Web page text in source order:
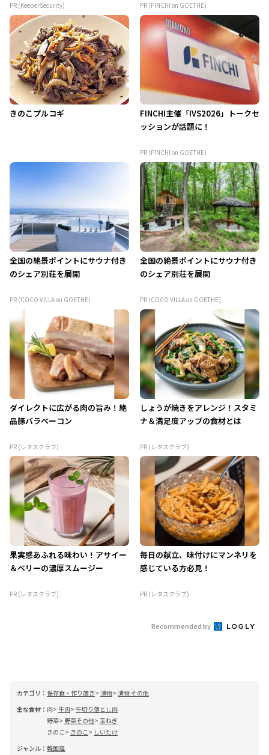
PR (KeeperSecurity) PR (FINCHI on GOETHE)
きのこプルコギ
FINCHI主催「IVS2026」トークセ
ッションが話題に！
PR (FINCHI on GOETHE)
全国の絶景ポイントにサウナ付き
のシェア別荘を展開
PR (COCO VILLA on GOETHE)
全国の絶景ポイントにサウナ付き
のシェア別荘を展開
PR (COCO VILLA on GOETHE)
ダイレクトに広がる肉の旨み！絶
品豚バラベーコン
PR (レタスクラブ)
しょうが焼きをアレンジ！スタミ
ナ＆満足度アップの食材とは
PR (レタスクラブ)
果実感あふれる味わい！アサイー
＆ベリーの濃厚スムージー
PR (レタスクラブ)
毎日の献立、味付けにマンネリを
感じている方必見！
PR (レタスクラブ)
Recommended by
カテゴリ： 保存食・作り置き 漬物 漬物 その他
主な食材： 肉 牛肉 牛切り落とし肉
野菜
野菜その他 玉ねぎ
きのこ
きのこ
しいたけ
ジャンル： 韓国風